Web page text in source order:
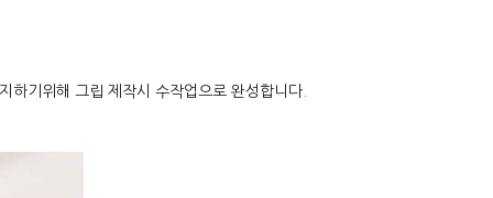
기위해 그립 제작시 수작업으로 완성합니다.